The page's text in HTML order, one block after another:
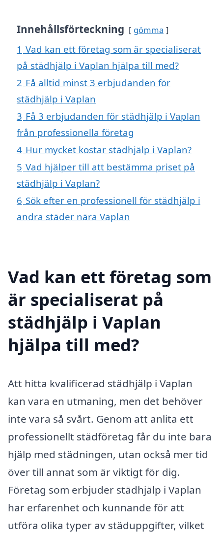
Innehållsförteckning gömma
1 Vad kan ett företag som är specialiserat
på städhjälp i Vaplan hjälpa till med?
2 Få alltid minst 3 erbjudanden för
städhjälp i Vaplan
3 Få 3 erbjudanden för städhjälp i Vaplan
från professionella företag
4 Hur mycket kostar städhjälp i Vaplan?
5 Vad hjälper till att bestämma priset på
städhjälp i Vaplan?
6 Sök efter en professionell för städhjälp i
andra städer nära Vaplan
Vad kan ett företag som
är specialiserat på
städhjälp i Vaplan
hjälpa till med?
Att hitta kvalificerad städhjälp i Vaplan
kan vara en utmaning, men det behöver
inte vara så svårt. Genom att anlita ett
professionellt städföretag får du inte bara
hjälp med städningen, utan också mer tid
över till annat som är viktigt för dig.
Företag som erbjuder städhjälp i Vaplan
har erfarenhet och kunnande för att
utföra olika typer av städuppgifter, vilket